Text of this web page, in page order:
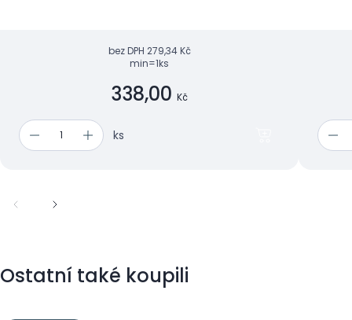
bez DPH 279,34 Kč
min=1ks
338,00 Kč
ks
Ostatní také koupili